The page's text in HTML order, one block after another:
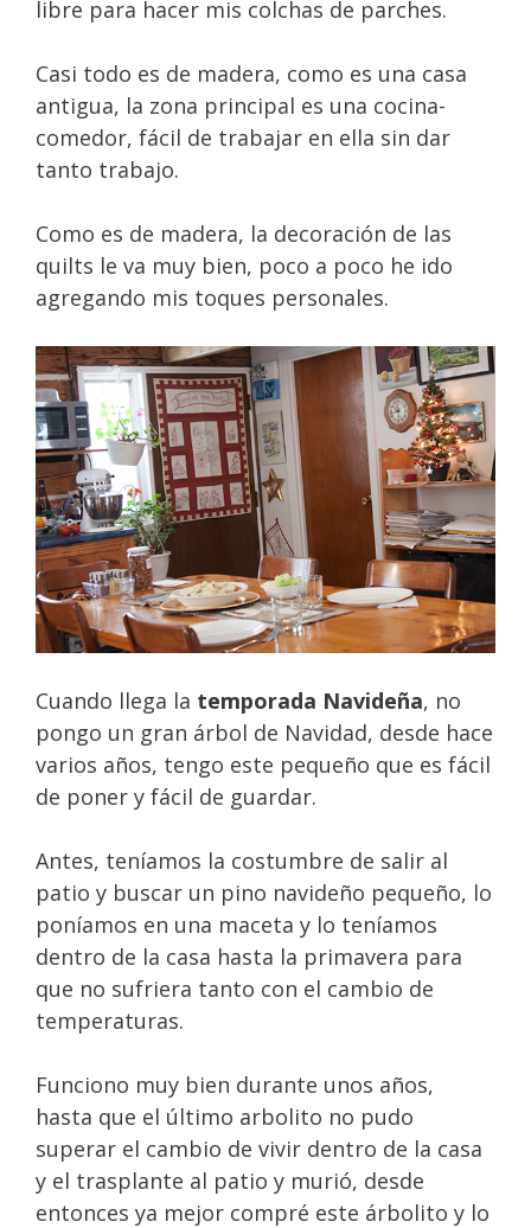
libre para hacer mis colchas de parches.
Casi todo es de madera, como es una casa
antigua, la zona principal es una cocina-
comedor, fácil de trabajar en ella sin dar
tanto trabajo.
Como es de madera, la decoración de las
quilts le va muy bien, poco a poco he ido
agregando mis toques personales.
Cuando llega la temporada Navideña, no
pongo un gran árbol de Navidad, desde hace
varios años, tengo este pequeño que es fácil
de poner y fácil de guardar.
Antes, teníamos la costumbre de salir al
patio y buscar un pino navideño pequeño, lo
poníamos en una maceta y lo teníamos
dentro de la casa hasta la primavera para
que no sufriera tanto con el cambio de
temperaturas.
Funciono muy bien durante unos años,
hasta que el último arbolito no pudo
superar el cambio de vivir dentro de la casa
y el trasplante al patio y murió, desde
entonces ya mejor compré este árbolito y lo